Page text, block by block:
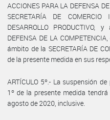
ACCIONES PARA LA DEFENSA
SECRETARÍA DE
DESARROLLO
DEFENSA DE LA
ámbito de la SECRETARÍA DE
de la presente medida en sus
ARTÍCULO 5º.- La suspensión
1º de la presente medida
agosto de 2020, inclusive.